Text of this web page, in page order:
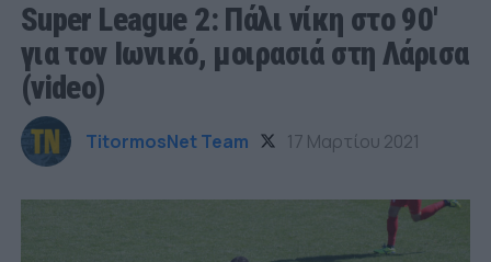
Super League 2: Πάλι νίκη στο 90′
για τον Ιωνικό, μοιρασιά στη Λάρισα
(video)
TitormosNet Team 17 Μαρτίου 2021